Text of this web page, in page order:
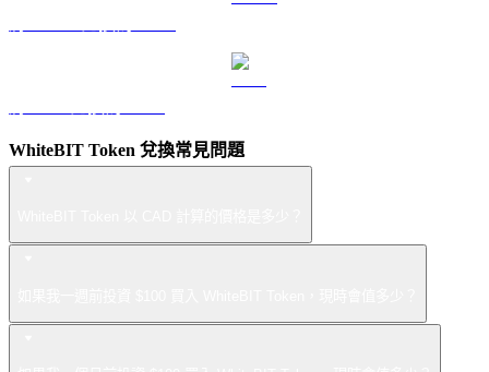
WhiteBIT Token 兌換常見問題